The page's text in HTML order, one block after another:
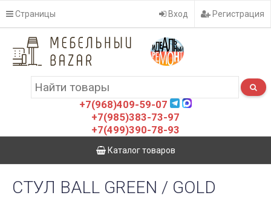
Страницы Вход Регистрация
+7(968)409-59-07
+7(985)383-73-97
+7(499)390-78-93
Каталог товаров
СТУЛ BALL GREEN / GOLD